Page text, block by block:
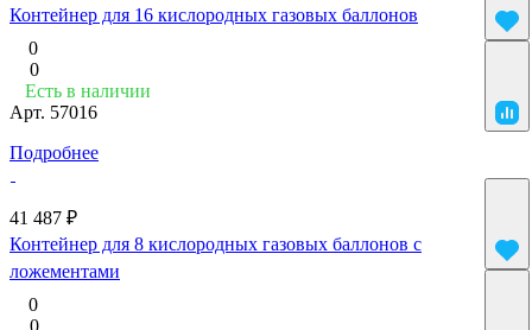
Контейнер для 16 кислородных газовых баллонов
0
0
Есть в наличии
Арт. 57016
Подробнее
41 487 ₽
Контейнер для 8 кислородных газовых баллонов с
ложементами
0
0